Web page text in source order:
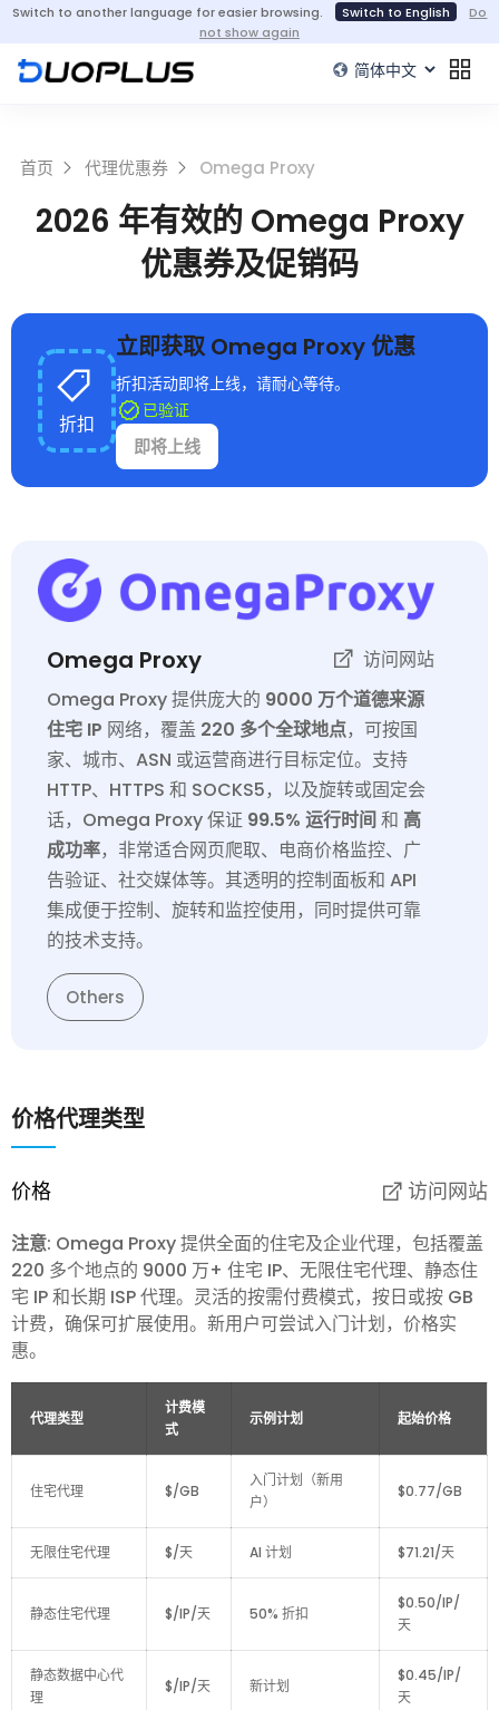
Switch to another language for easier browsing. Switch to English
Do
not show again
首页 代理优惠券 Omega Proxy
2026 年有效的 Omega Proxy
优惠券及促销码
折扣
立即获取 Omega Proxy 优惠
折扣活动即将上线，请耐心等待。
已验证
即将上线
Omega Proxy
访问网站
Omega Proxy 提供庞大的 9000 万个道德来源
住宅 IP 网络，覆盖 220 多个全球地点，可按国
家、城市、ASN 或运营商进行目标定位。支持
HTTP、HTTPS 和 SOCKS5，以及旋转或固定会
话，Omega Proxy 保证 99.5% 运行时间 和 高
成功率，非常适合网页爬取、电商价格监控、广
告验证、社交媒体等。其透明的控制面板和 API
集成便于控制、旋转和监控使用，同时提供可靠
的技术支持。
Others
价格代理类型
价格 访问网站
注意: Omega Proxy 提供全面的住宅及企业代理，包括覆盖
220 多个地点的 9000 万+ 住宅 IP、无限住宅代理、静态住
宅 IP 和长期 ISP 代理。灵活的按需付费模式，按日或按 GB
计费，确保可扩展使用。新用户可尝试入门计划，价格实
惠。
代理类型
计费模
式
示例计划 起始价格
住宅代理 $/GB
入门计划（新用
户）
$0.77/GB
无限住宅代理 $/天 AI 计划 $71.21/天
静态住宅代理 $/IP/天 50% 折扣
$0.50/IP/
天
静态数据中心代
理
$/IP/天 新计划
$0.45/IP/
天